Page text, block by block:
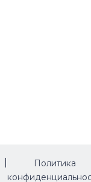
Политика